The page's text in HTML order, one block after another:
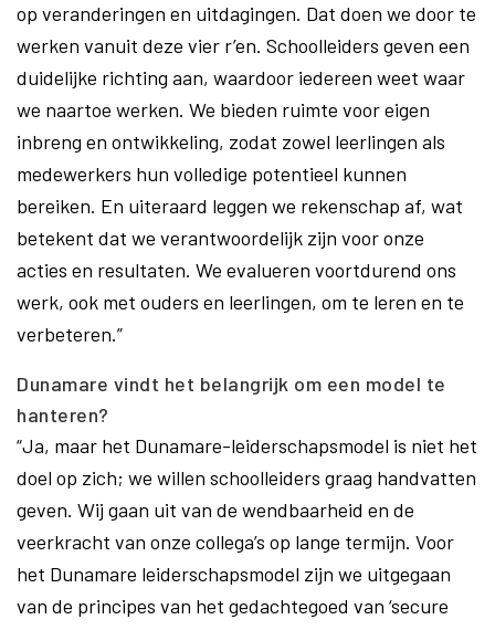
op veranderingen en uitdagingen. Dat doen we door te
werken vanuit deze vier r’en. Schoolleiders geven een
duidelijke richting aan, waardoor iedereen weet waar
we naartoe werken. We bieden ruimte voor eigen
inbreng en ontwikkeling, zodat zowel leerlingen als
medewerkers hun volledige potentieel kunnen
bereiken. En uiteraard leggen we rekenschap af, wat
betekent dat we verantwoordelijk zijn voor onze
acties en resultaten. We evalueren voortdurend ons
werk, ook met ouders en leerlingen, om te leren en te
verbeteren.”
Dunamare vindt het belangrijk om een model te
hanteren?
“Ja, maar het Dunamare-leiderschapsmodel is niet het
doel op zich; we willen schoolleiders graag handvatten
geven. Wij gaan uit van de wendbaarheid en de
veerkracht van onze collega’s op lange termijn. Voor
het Dunamare leiderschapsmodel zijn we uitgegaan
van de principes van het gedachtegoed van ‘secure